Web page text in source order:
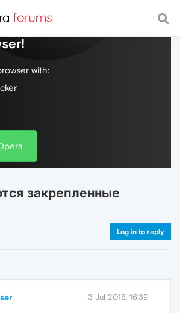
web, with a fast and
with:
закрепленные
Log in to reply
3 Jul 2018, 16:39